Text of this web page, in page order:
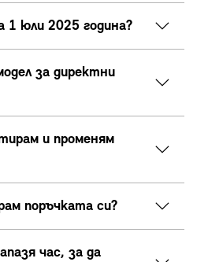
1 юли 2025 година?
за директни
и променям
поръчката си?
час, за да